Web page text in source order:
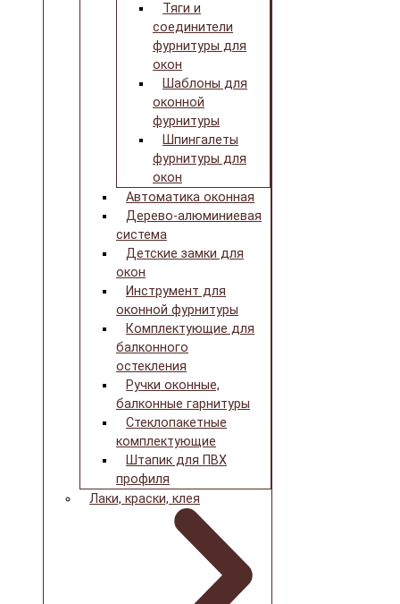
Тяги и
соединители
фурнитуры для
окон
Шаблоны для
оконной
фурнитуры
Шпингалеты
фурнитуры для
окон
Автоматика оконная
Дерево-алюминиевая
система
Детские замки для
окон
Инструмент для
оконной фурнитуры
Комплектующие для
балконного
остекления
Ручки оконные,
балконные гарнитуры
Стеклопакетные
комплектующие
Штапик для ПВХ
профиля
Лаки, краски, клея